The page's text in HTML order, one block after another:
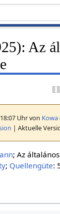
Az
Uhr von Kowa
| Aktuelle
; Az
; Quellengüte: